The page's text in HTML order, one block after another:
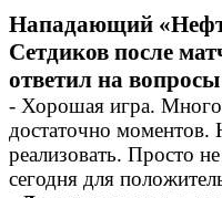
Нападающий
Сетдиков после
ответил на
- Хорошая игра.
достаточно моментов.
реализовать. Просто
сегодня для